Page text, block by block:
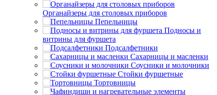
Органайзеры для столовых приборов
Пепельницы
Подносы и
витрины для фуршета
Подсалфетники
Сахарницы и масленки
Соусники и молочники
Стойки фуршетные
Тортовницы